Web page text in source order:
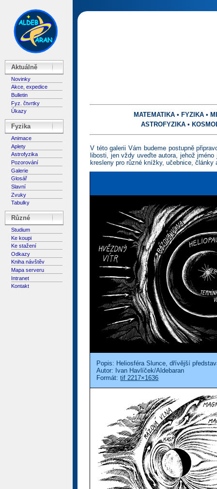
Aktuálně
Novinky
Akce, expedice
Bulletin
Fyz. čtvrtky
Úkazy
Fyzika
Animace
Aplety
Astrofyzika
Pozorování
Galerie
Glosář
Slavní
Zvuky
Tabulky
Různé
Studium
Ke koupi
Ke stažení
Odkazy
Kniha návštěv
Mapa serveru
Intranet
Kontakt
MATEMATIKA • FYZIKA •
ASTROFYZIKA •
V této galerii Vám budeme postupně
libosti, jen vždy uveďte autora, jehož
kresleny pro různé knížky, učebnice,
Popis: Heliosféra Slunce, dřívější
Autor: Ivan Havlíček/Aldebaran
Formát:tif 2217×1636